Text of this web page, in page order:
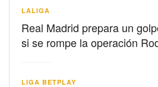
LALIGA
Real Madrid prepara un
si se rompe la operación
LIGA BETPLAY